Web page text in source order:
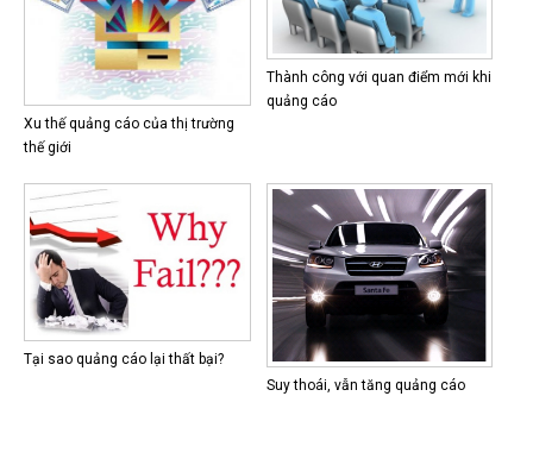
Xu thế quảng cáo của thị trường
thế giới
Thành công với quan điểm mới khi
quảng cáo
Tại sao quảng cáo lại thất bại?
Suy thoái, vẫn tăng quảng cáo